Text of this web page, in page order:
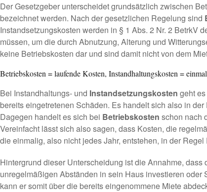
Der Gesetzgeber unterscheidet grundsätzlich zwischen
bezeichnet werden. Nach der gesetzlichen Regelung sind
Instandsetzungskosten werden in § 1 Abs. 2 Nr. 2 BetrkV
müssen, um die durch Abnutzung, Alterung und
keine Betriebskosten dar und sind damit nicht von dem
Betriebskosten = laufende Kosten, Instandhaltungskosten =
Bei Instandhaltungs- und Instandsetzungskosten geht
bereits eingetretenen Schäden. Es handelt sich also in
Dagegen handelt es sich bei Betriebskosten schon nach
Vereinfacht lässt sich also sagen, dass Kosten, die
die einmalig, also nicht jedes Jahr, entstehen, in der
Hintergrund dieser Unterscheidung ist die Annahme,
unregelmäßigen Abständen in sein Haus investieren
kann er somit über die bereits eingenommene Miete